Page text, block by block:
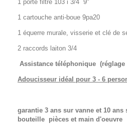
1 porte filtre 103 i 3/4 9"
1 cartouche anti-boue 9pa20
1 équerre murale, visserie et clé de
2 raccords laiton 3/4
Assistance téléphonique (réglage
Adoucisseur idéal pour 3 - 6
garantie 3 ans sur vanne et 10
bouteille pièces et main d'oeuvre